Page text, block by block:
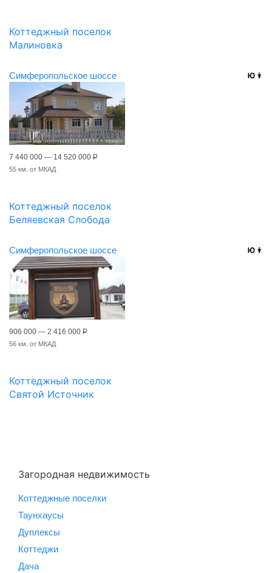
Коттеджный поселок
Малиновка
Симферопольское шоссе
7 440 000 — 14 520 000 Р
55 км. от МКАД
Коттеджный поселок
Беляевская Слобода
Симферопольское шоссе
906 000 — 2 416 000 Р
56 км. от МКАД
Коттеджный поселок
Святой Источник
Загородная недвижимость
Коттеджные поселки
Таунхаусы
Дуплексы
Коттеджи
Дача